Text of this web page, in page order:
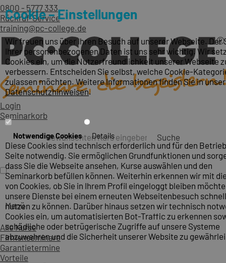
0800 - 5777 333
Rückruf-Service
training@pc-college.de
Login
Seminarkorb
Suche
Menü
Alle Kurse
Firmenseminare
Garantietermine
Vorteile
Cookie – Einstellungen
Wir freuen uns über Ihren Besuch auf unserer Webseite. Der
Ihrer personenbezogenen Daten ist uns sehr wichtig. Wir
Cookies ein, um die Nutzerfreundlichkeit unserer Webseite
verbessern. Entscheiden Sie selbst, welche Cookie-
zulassen möchten. Weitere Informationen finden Sie in
Datenschutzhinweisen.
Notwendige Cookies Details
Diese Cookies sind technisch erforderlich und für den
Seite notwendig. Sie ermöglichen Grundfunktionen und
dass Sie die Webseite ansehen, Kurse auswählen und den
Seminarkorb befüllen können. Weiterhin erkennen wir mit
von Cookies, ob Sie in Ihrem Profil eingeloggt bleiben
unsere Dienste bei einem erneuten Webseitenbesuch
nutzen zu können. Darüber hinaus setzen wir technisch
Cookies ein, um automatisierten Bot-Traffic zu erkennen
schädliche oder betrügerische Zugriffe auf unsere Systeme
abzuwehren und die Sicherheit unserer Website zu